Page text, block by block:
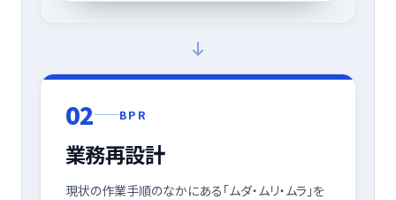
02 BPR
業務再設計
現状の作業手順のなかにある「ムダ・ムリ・ムラ」を